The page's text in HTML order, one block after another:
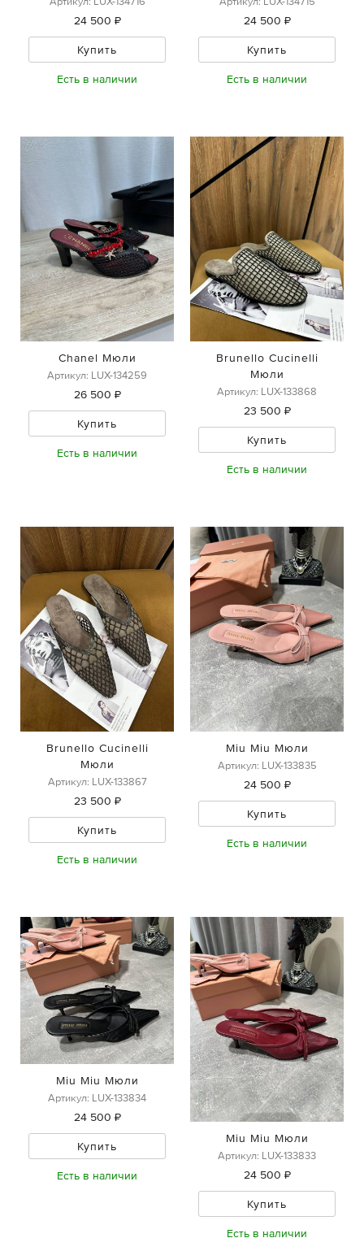
24 500 ₽
Купить
Есть в наличии
24 500 ₽
Купить
Есть в наличии
Chanel Мюли
Артикул: LUX-134259
26 500 ₽
Купить
Есть в наличии
Brunello Cucinelli
Мюли
Артикул: LUX-133868
23 500 ₽
Купить
Есть в наличии
Brunello Cucinelli
Мюли
Артикул: LUX-133867
23 500 ₽
Купить
Есть в наличии
Miu Miu Мюли
Артикул: LUX-133835
24 500 ₽
Купить
Есть в наличии
Miu Miu Мюли
Артикул: LUX-133834
24 500 ₽
Купить
Есть в наличии
Miu Miu Мюли
Артикул: LUX-133833
24 500 ₽
Купить
Есть в наличии